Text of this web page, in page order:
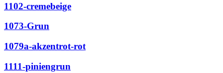
1102-cremebeige
1073-Grun
1079a-akzentrot-rot
1111-piniengrun